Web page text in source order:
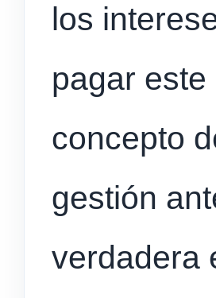
los
pagar
concepto
gestión
verdadera